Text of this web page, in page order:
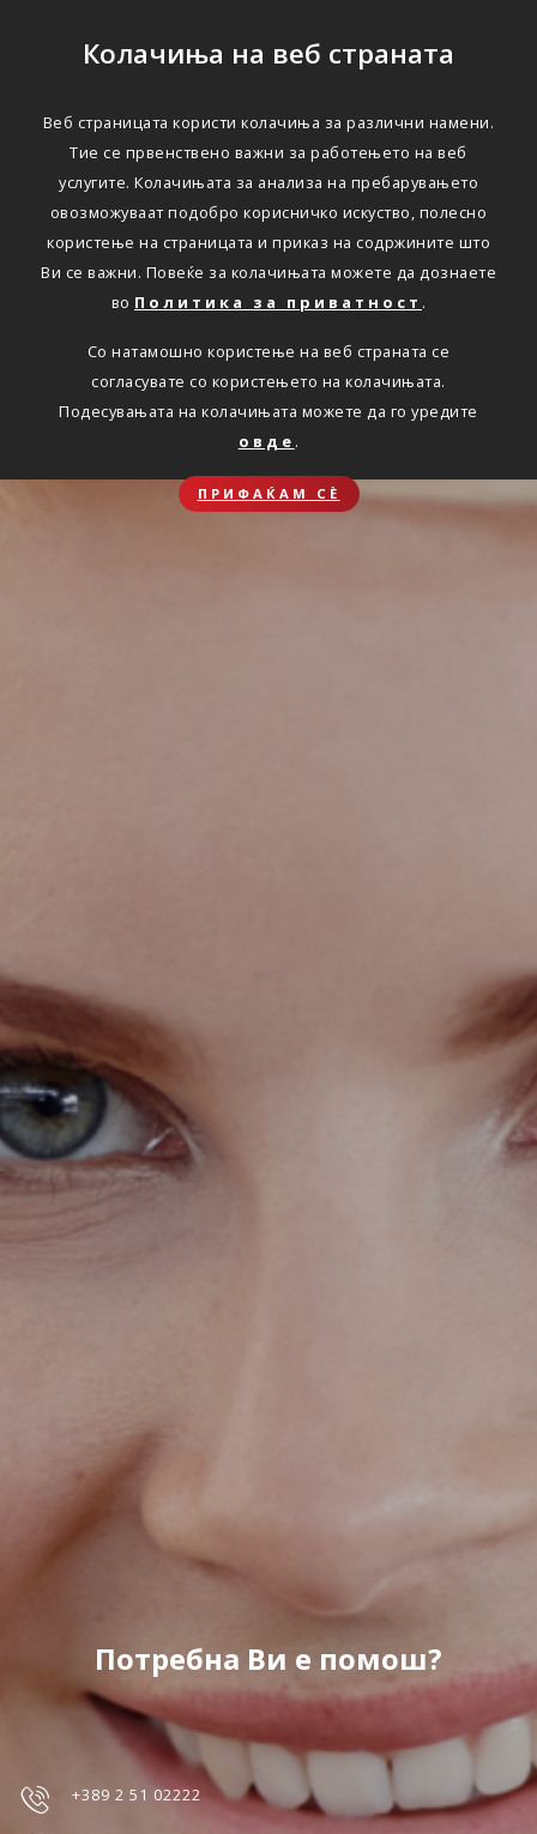
Колачиња на веб страната
Веб страницата користи колачиња за различни намени.
Тие се првенствено важни за работењето на веб
услугите. Колачињата за анализа на пребарувањето
овозможуваат подобро корисничко искуство, полесно
користење на страницата и приказ на содржините што
Ви се важни. Повеќе за колачињата можете да дознаете
во Политика за приватност .
Со натамошно користење на веб страната се
согласувате со користењето на колачињата.
Подесувањата на колачињата можете да го уредите
овде .
ПРИФАЌАМ СЀ
Потребна Ви е помош?
+389 2 51 02222